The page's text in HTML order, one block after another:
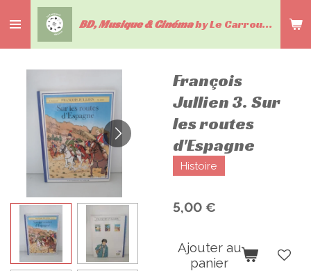
au
contenu
BD, Musique & Cinémaby Le Carrousel du livre
François
Jullien 3. Sur
les routes
d'Espagne
Histoire
5,00 €
Ajouter au
panier